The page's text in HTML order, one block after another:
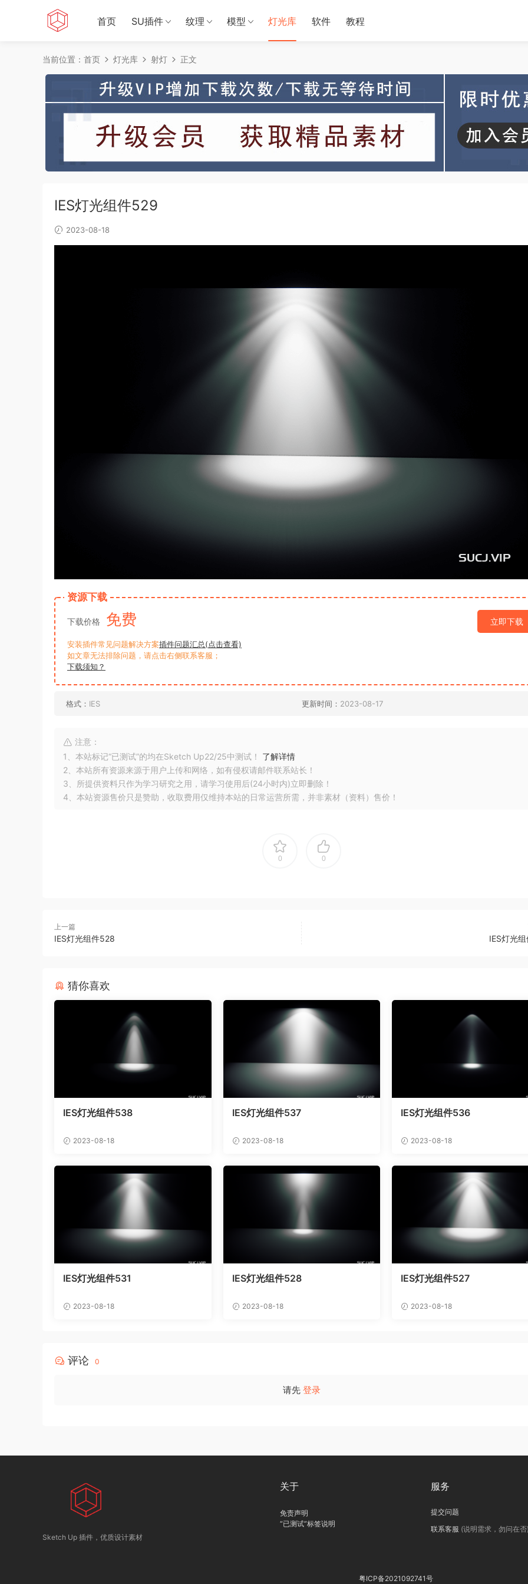
首页 SU插件 纹理 模型 灯光库 软件 教程
当前位置： 首页 灯光库 射灯 正文
IES灯光组件529
2023-08-18
资源下载
下载价格 免费 立即下载
安装插件常见问题解决方案插件问题汇总(点击查看)
如文章无法排除问题，请点击右侧联系客服；
下载须知？
格式： IES 更新时间： 2023-08-17
注意：
1、本站标记“已测试”的均在Sketch Up22/25中测试！ 了解详情
2、本站所有资源来源于用户上传和网络，如有侵权请邮件联系站长！
3、所提供资料只作为学习研究之用，请学习使用后(24小时内)立即删除！
4、本站资源售价只是赞助，收取费用仅维持本站的日常运营所需，并非素材（资料）售价！
0 0
上一篇
IES灯光组件528 IES灯光
猜你喜欢
IES灯光组件538
2023-08-18
IES灯光组件537
2023-08-18
IES灯光组件536
2023-08-18
IES灯光组件531
2023-08-18
IES灯光组件528
2023-08-18
IES灯光组件527
2023-08-18
评论 0
请先 登录
Sketch Up 插件，优质设计素材
关于
免责声明
“已测试”标签说明
服务
提交问题
联系客服 (说明需求，勿问在否)
粤ICP备2021092741号